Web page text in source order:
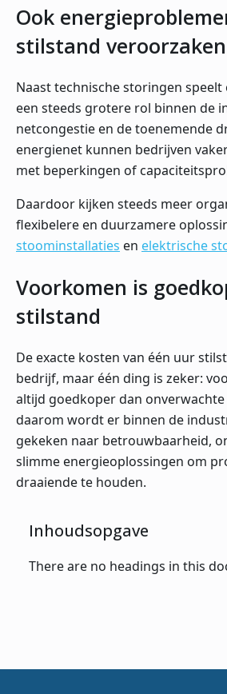
Ook
stilstand veroorzaken
Naast technische storingen
een steeds grotere rol binnen de
netcongestie en de toenemende
energienet kunnen bedrijven
met beperkingen of
Daardoor kijken steeds meer
flexibelere en duurzamere
stoominstallaties en elektrische
Voorkomen is
stilstand
De exacte kosten van één uur
bedrijf, maar één ding is zeker:
altijd goedkoper dan onverwachte
daarom wordt er binnen de
gekeken naar betrouwbaarheid,
slimme energieoplossingen om
draaiende te houden.
Inhoudsopgave
There are no headings in this